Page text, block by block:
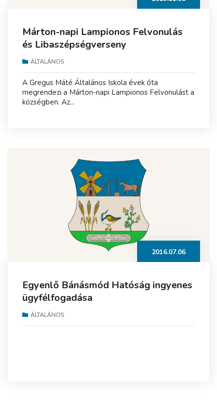
Márton-napi Lampionos Felvonulás
és Libaszépségverseny
ÁLTALÁNOS
A Gregus Máté Általános Iskola évek óta
megrendezi a Márton-napi Lampionos Felvonulást a
községben. Az...
2016.07.06
Egyenlő Bánásmód Hatóság ingyenes
ügyfélfogadása
ÁLTALÁNOS